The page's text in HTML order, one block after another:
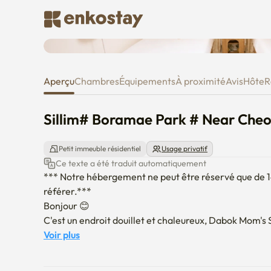
Sillim# Boramae Park # Near
AperçuChambresÉquipementsÀ proximitéAvisHôte
Sillim# Boramae Park # Near
Petit immeuble résidentiel Usage privatif
Ce texte a été traduit automatiquement
*** Notre hébergement ne peut être réservé que de
référer.***
Bonjour 😊
C'est un endroit douillet et chaleureux, Dabok Mom's
2 chambres abordables, 3 lits queen, 2 salles de bains
Voir plus